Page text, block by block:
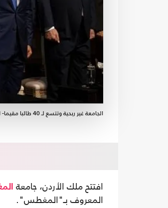
الجامعة غير ربحية وتتسع لـ 40 طالبا مقيما- الديوان الملكي
افتتح ملك الأردن، جامعة
المعروف بـ"المغطس".